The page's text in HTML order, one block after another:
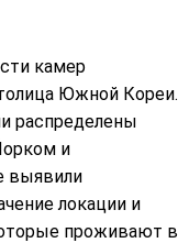
камер
Южной Кореи.
распределены
и
выявили
локации и
проживают в